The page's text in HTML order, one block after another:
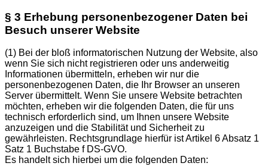
§ 3 Erhebung personenbezogener Daten bei
Besuch unserer Website
(1) Bei der bloß informatorischen Nutzung der Website, also
wenn Sie sich nicht registrieren oder uns anderweitig
Informationen übermitteln, erheben wir nur die
personenbezogenen Daten, die Ihr Browser an unseren
Server übermittelt. Wenn Sie unsere Website betrachten
möchten, erheben wir die folgenden Daten, die für uns
technisch erforderlich sind, um Ihnen unsere Website
anzuzeigen und die Stabilität und Sicherheit zu
gewährleisten. Rechtsgrundlage hierfür ist Artikel 6 Absatz 1
Satz 1 Buchstabe f DS-GVO.
Es handelt sich hierbei um die folgenden Daten: